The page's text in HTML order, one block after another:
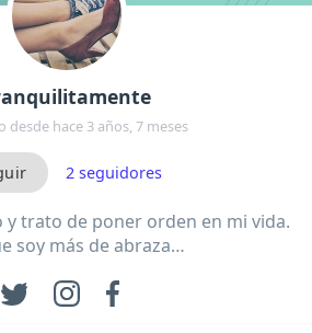
desde hace 3 años, 7 meses
2seguidores
y trato de poner orden en mi vida.
soy más de abraza…